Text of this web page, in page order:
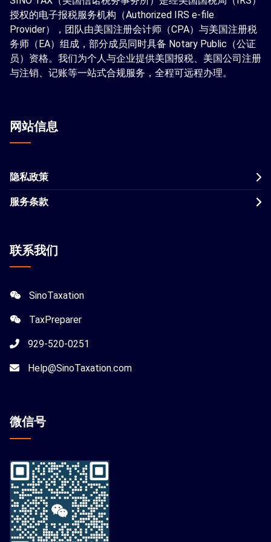
授权的电子报税服务机构（Authorized IRS e-file
Provider），团队由美国注册会计师（CPA）与美国注册税
务师（EA）组成，部分成员同时具备 Notary Public（公证
员）资格。我们为个人与企业提供美国报税、美国公司注册
与注销、记账等一站式合规服务，全程可远程办理。
网站信息
隐私政策
服务条款
联系我们
SinoTaxation
TaxPreparer
929-520-0251
Help@SinoTaxation.com
微信号